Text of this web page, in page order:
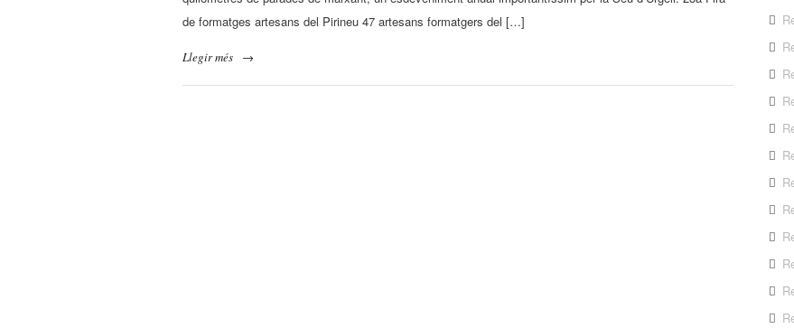
de formatges artesans del Pirineu 47 artesans formatgers del […]
Llegir més →